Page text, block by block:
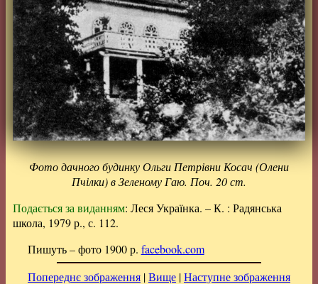
Фото дачного будинку Ольги Петрівни Косач (Олени
Пчілки) в Зеленому Гаю. Поч. 20 ст.
Подається за виданням: Леся Українка. – К. : Радянська
школа, 1979 р., с. 112.
Пишуть – фото 1900 р. facebook.com
Попереднє зображення |Вище |Наступне зображення